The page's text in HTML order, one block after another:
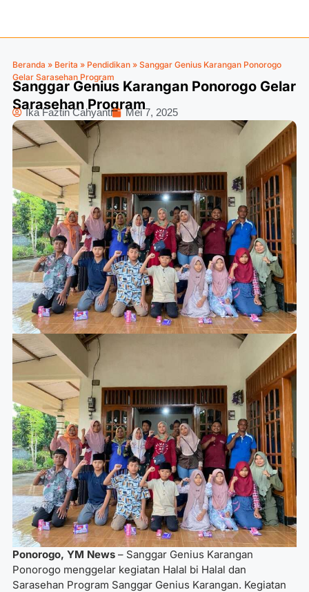
Beranda » Berita » Pendidikan » Sanggar Genius Karangan Ponorogo
Gelar Sarasehan Program
Sanggar Genius Karangan Ponorogo Gelar
Sarasehan Program
Ika Faztin Cahyanti Mei 7, 2025
Ponorogo, YM News – Sanggar Genius Karangan
Ponorogo menggelar kegiatan Halal bi Halal dan
Sarasehan Program Sanggar Genius Karangan. Kegiatan